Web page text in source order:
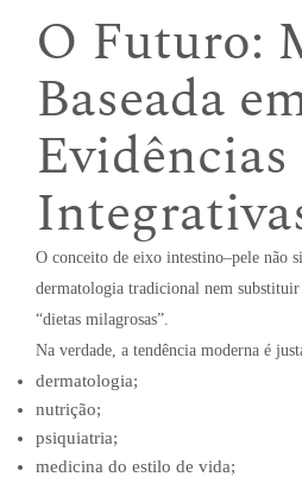
O Futuro:
Baseada
Evidências
O conceito de eixo intestino–pele não
dermatologia tradicional nem
“dietas milagrosas”.
Na verdade, a tendência moderna é
dermatologia;
nutrição;
psiquiatria;
medicina do estilo de vida;